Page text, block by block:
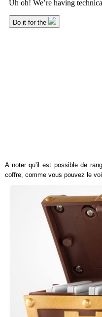
A noter qu'il est possible de
coffre, comme vous pouvez le